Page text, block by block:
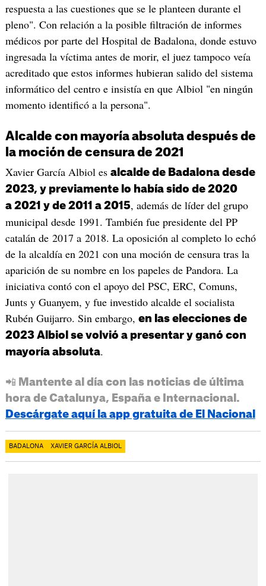
respuesta a las cuestiones que se le planteen durante el
pleno". Con relación a la posible filtración de informes
médicos por parte del Hospital de Badalona, donde estuvo
ingresada la víctima antes de morir, el juez tampoco veía
acreditado que estos informes hubieran salido del sistema
informático del centro e insistía en que Albiol "en ningún
momento identificó a la persona".
Alcalde con mayoría absoluta después de
la moción de censura de 2021
Xavier García Albiol es alcalde de Badalona desde
2023, y previamente lo había sido de 2020
a 2021 y de 2011 a 2015, además de líder del grupo
municipal desde 1991. También fue presidente del PP
catalán de 2017 a 2018. La oposición al completo lo echó
de la alcaldía en 2021 con una moción de censura tras la
aparición de su nombre en los papeles de Pandora. La
iniciativa contó con el apoyo del PSC, ERC, Comuns,
Junts y Guanyem, y fue investido alcalde el socialista
Rubén Guijarro. Sin embargo, en las elecciones de
2023 Albiol se volvió a presentar y ganó con
mayoría absoluta.
📲 Mantente al día con las noticias de última
hora de Catalunya, España e Internacional.
Descárgate aquí la app gratuita de El Nacional
BADALONA XAVIER GARCÍA ALBIOL